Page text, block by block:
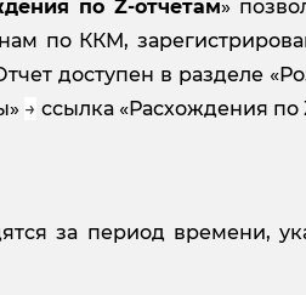
по Z-отчетам»
по ККМ,
доступен в разделе
→ ссылка «Расхождения по
за период времени,